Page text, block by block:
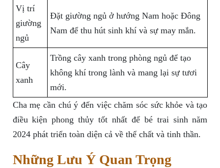
Vị trí
giường
ngủ
Đặt giường ngủ ở hướng Nam hoặc Đông
Nam để thu hút sinh khí và sự may mắn.
Cây
xanh
Trồng cây xanh trong phòng ngủ để tạo
không khí trong lành và mang lại sự tươi
mới.
Cha mẹ cần chú ý đến việc chăm sóc sức khỏe và tạo
điều kiện phong thủy tốt nhất để bé trai sinh năm
2024 phát triển toàn diện cả về thể chất và tinh thần.
Những Lưu Ý Quan Trọng